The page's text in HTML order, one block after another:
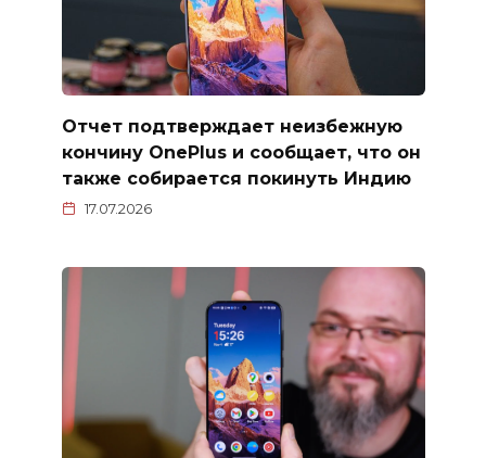
Отчет подтверждает неизбежную
кончину OnePlus и сообщает, что он
также собирается покинуть Индию
17.07.2026